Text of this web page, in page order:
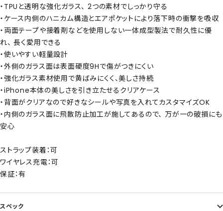
・TPUと透明な強化ガラス、 2つの素材でしっかり守る
・ケース内側のハニカム構造とエアポケットにより落下時の衝撃を吸収
・両面テープや接着剤などを使用しない一体成型製法で耐久性に優
れ、 長く愛用できる
・使いやすい軽量設計
・外側のガラス面は表面硬度9Hで傷がつきにくい
・強化ガラス素材使用で黄ばみにくく、美しさ持続
・iPhone本体の美しさを引き立たせるクリアケース
・背面がクリアなので好きなシールや写真を入れてカスタマイズOK
・内側のガラス面に飛散防止加工が施してあるので、 万が一の破損にも
安心
ストラップ装着：可
ワイヤレス充電：可
保証：有
スペック